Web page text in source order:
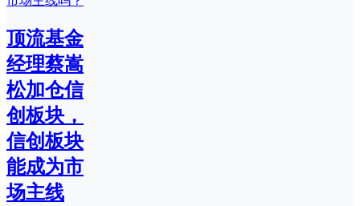
顶流基金
经理蔡嵩
松加仓信
创板块，
信创板块
能成为市
场主线